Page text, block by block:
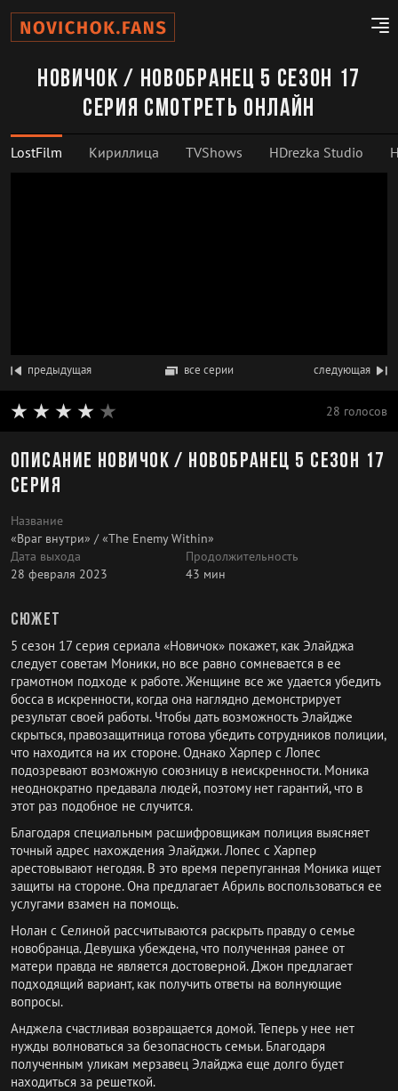
Новичок / Новобранец 5 сезон 17
серия смотреть онлайн
LostFilm Кириллица TVShows HDrezka Studio
предыдущая все серии следующая
28 голосов
Описание Новичок / Новобранец 5 сезон 17
серия
Название
«Враг внутри» / «The Enemy Within»
Дата выхода
28 февраля 2023
Продолжительность
43 мин
Сюжет
5 сезон 17 серия сериала «Новичок» покажет, как Элайджа
следует советам Моники, но все равно сомневается в ее
грамотном подходе к работе. Женщине все же удается убедить
босса в искренности, когда она наглядно демонстрирует
результат своей работы. Чтобы дать возможность Элайдже
скрыться, правозащитница готова убедить сотрудников полиции,
что находится на их стороне. Однако Харпер с Лопес
подозревают возможную союзницу в неискренности. Моника
неоднократно предавала людей, поэтому нет гарантий, что в
этот раз подобное не случится.
Благодаря специальным расшифровщикам полиция выясняет
точный адрес нахождения Элайджи. Лопес с Харпер
арестовывают негодяя. В это время перепуганная Моника ищет
защиты на стороне. Она предлагает Абриль воспользоваться ее
услугами взамен на помощь.
Нолан с Селиной рассчитываются раскрыть правду о семье
новобранца. Девушка убеждена, что полученная ранее от
матери правда не является достоверной. Джон предлагает
подходящий вариант, как получить ответы на волнующие
вопросы.
Анджела счастливая возвращается домой. Теперь у нее нет
нужды волноваться за безопасность семьи. Благодаря
полученным уликам мерзавец Элайджа еще долго будет
находиться за решеткой.